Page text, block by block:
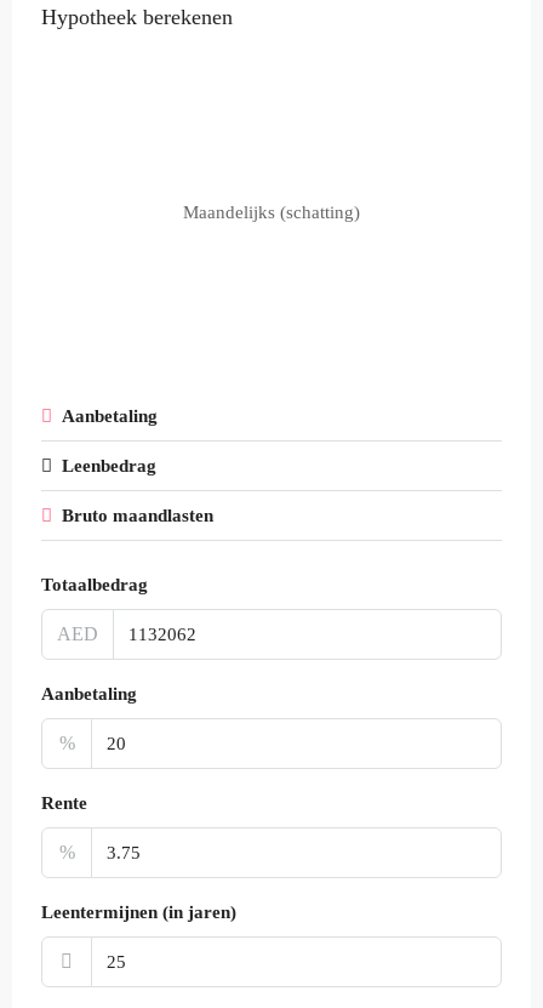
Hypotheek berekenen
Maandelijks (schatting)
Aanbetaling
Leenbedrag
Bruto maandlasten
Totaalbedrag
AED
Aanbetaling
%
Rente
%
Leentermijnen (in jaren)